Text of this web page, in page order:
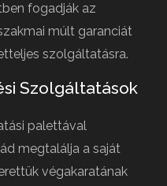
fogadják az
múlt garanciát
szolgáltatásra.
Szolgáltatások
palettával
megtalálja a saját
végakaratának